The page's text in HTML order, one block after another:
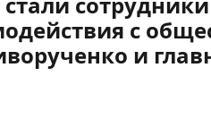
с
и